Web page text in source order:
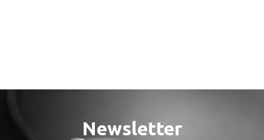
Newsletter